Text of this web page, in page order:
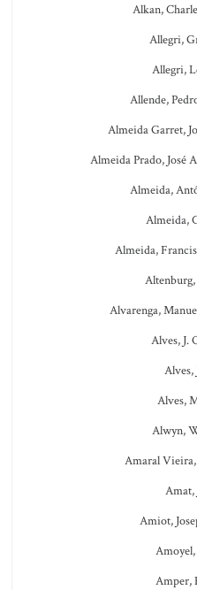
Alkan,
Allegri,
Allegri,
Allende,
Almeida Garret,
Almeida Prado, José
Almeida,
Almeida,
Almeida,
Alvarenga,
Alves, J.
Alves,
Alves,
Alwyn,
Amaral Vieira,
Amat,
Amiot,
Amoyel,
Amper,